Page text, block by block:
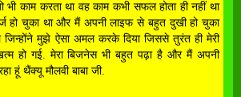
भी काम करता था वह काम कभी सफल होता ही नहीं था
हो चुका था और मैं अपनी लाइफ से बहुत दुखी हो चुका
जिन्होंने मुझे ऐसा अमल करके दिया जिससे तुरंत ही मेरी
खत्म हो गई. मेरा बिजनेस भी बहुत पढ़ा है और मैं अपनी
हूं थैंक्यू मौलवी बाबा जी.